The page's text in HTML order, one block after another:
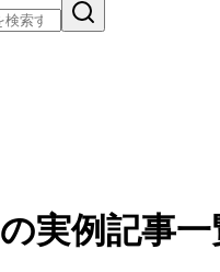
の実例記事一